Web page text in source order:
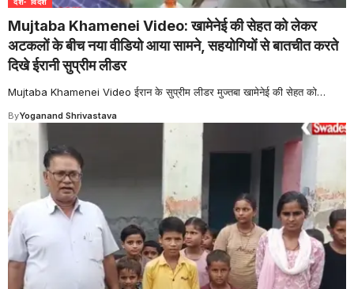
Mujtaba Khamenei Video: खामेनेई की सेहत को लेकर
अटकलों के बीच नया वीडियो आया सामने, सहयोगियों से बातचीत करते
दिखे ईरानी सुप्रीम लीडर
Mujtaba Khamenei Video ईरान के सुप्रीम लीडर मुज्तबा खामेनेई की सेहत को…
ByYoganand Shrivastava